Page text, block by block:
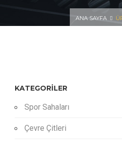
ANA SAYFA
KATEGORILER
Spor Sahaları
Çevre Çitleri